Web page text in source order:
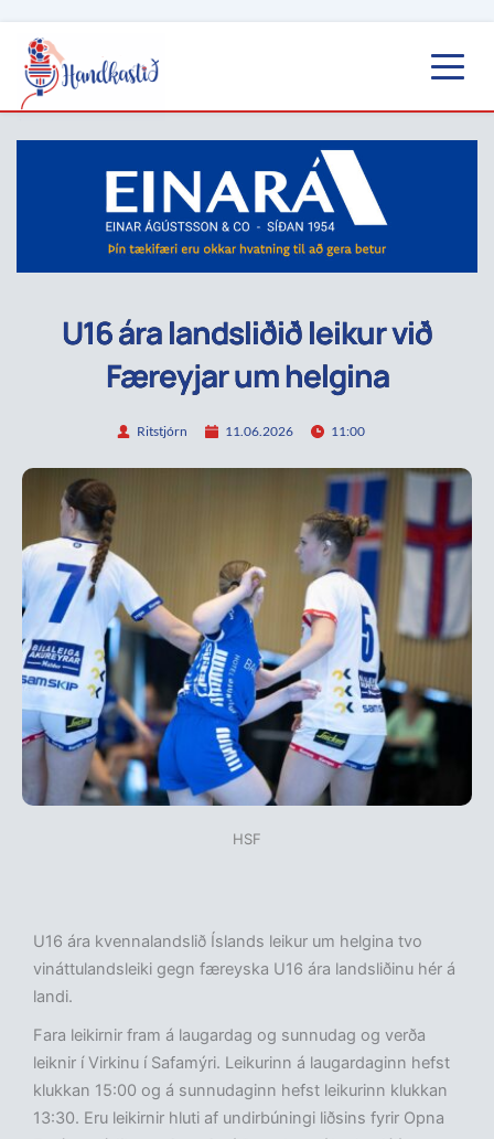
U16 ára landsliðið leikur við
Færeyjar um helgina
Ritstjórn 11.06.2026 11:00
HSF
U16 ára kvennalandslið Íslands leikur um helgina tvo
vináttulandsleiki gegn færeyska U16 ára landsliðinu hér á
landi.
Fara leikirnir fram á laugardag og sunnudag og verða
leiknir í Virkinu í Safamýri. Leikurinn á laugardaginn hefst
klukkan 15:00 og á sunnudaginn hefst leikurinn klukkan
13:30. Eru leikirnir hluti af undirbúningi liðsins fyrir Opna